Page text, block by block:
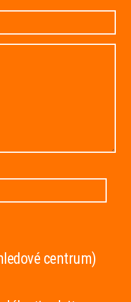
centrum)